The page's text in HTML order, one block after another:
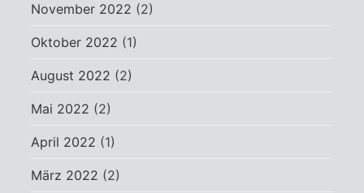
November 2022 (2)
Oktober 2022 (1)
August 2022 (2)
Mai 2022 (2)
April 2022 (1)
März 2022 (2)